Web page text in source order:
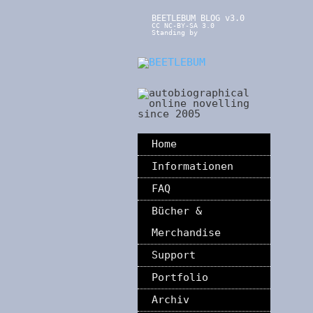
BEETLEBUM BLOG v3.0
CC NC-BY-SA 3.0
Standing by
Home
Informationen
FAQ
Bücher &
Merchandise
Support
Portfolio
Archiv